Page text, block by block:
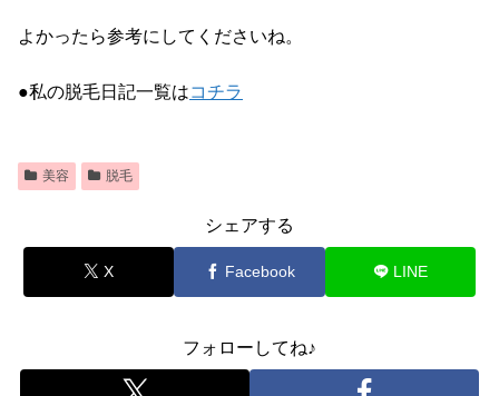
よかったら参考にしてくださいね。
●私の脱毛日記一覧はコチラ
美容 脱毛
シェアする
X Facebook LINE
フォローしてね♪